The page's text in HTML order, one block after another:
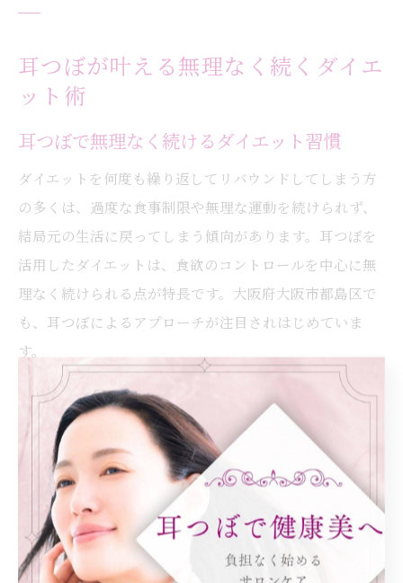
耳つぼが叶える無理なく続くダイエ
ット術
耳つぼで無理なく続けるダイエット習慣
ダイエットを何度も繰り返してリバウンドしてしまう方
の多くは、過度な食事制限や無理な運動を続けられず、
結局元の生活に戻ってしまう傾向があります。耳つぼを
活用したダイエットは、食欲のコントロールを中心に無
理なく続けられる点が特長です。大阪府大阪市都島区で
も、耳つぼによるアプローチが注目されはじめていま
す。
耳には食欲や満腹感を調整するツボが存在し、適切に刺
激することで自然と食事量を抑えやすくなります。これ
により暴飲暴食を防ぎ、ストレスなくダイエット習慣を
続けやすくなるのがポイントです。実際に「食事制限が
つらくて続かなかったが、耳つぼを取り入れてから無理
なく習慣化できた」という声も多く寄せられています。